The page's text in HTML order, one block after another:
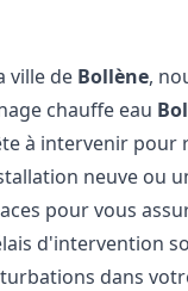
ville de Bollène,
chauffe eau
à intervenir pour
neuve ou
pour vous
d'intervention
dans